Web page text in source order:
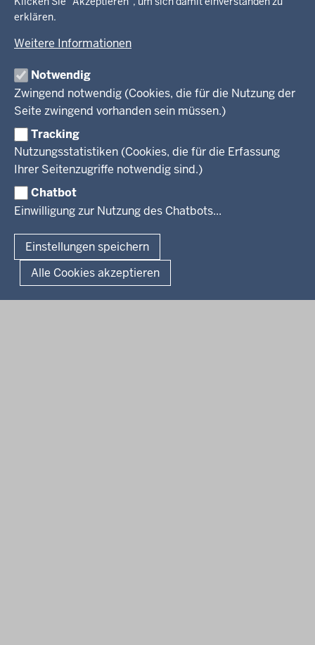
erklären.
Weitere Informationen
Notwendig
Zwingend notwendig (Cookies, die für die Nutzung der
Seite zwingend vorhanden sein müssen.)
Tracking
Nutzungsstatistiken (Cookies, die für die Erfassung
Ihrer Seitenzugriffe notwendig sind.)
Chatbot
Einwilligung zur Nutzung des Chatbots...
Einstellungen speichern
Alle Cookies akzeptieren
Schule und Bildung
Wirtschaft und Kultur
Neues
Produkte und Dienste
TIM-online
Webdienste
Amtsblatt
Behördenleitung
Leitbild
Personalvertretung
Regierungsbezirk
Reisekostenstelle
Veranstaltungen
Stellenangebote
Stellenangebote Schule
Praktikum
Referendariate
Bewerbung
Vormerkstelle NRW
PRESSE
Mediathek
Newsletter
Pressekontakt
Pressemitteilungen
Publikationen
VERFAHREN UND BEKANNTMACHUNGEN
Bekanntmachungen
Legionellen
Luftreinhaltepläne
Verfahrensübersichten
Überwachung umweltrelevanter Anlagen
Facebook
Instagram
LinkedIn
© 2026 Bezirksregierung Köln
Organisationsplan
Lizenzbedingungen Geobasis NRW
Dokumente und Ressourcen
Kontakt